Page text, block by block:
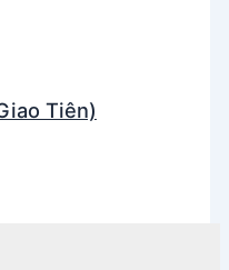
Tiên)